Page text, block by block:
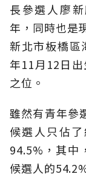
長參選人廖
年，同時也是
新北市板橋區
年11月12日
之位。
雖然有青年參
候選人只佔
94.5%，其中
候選人的